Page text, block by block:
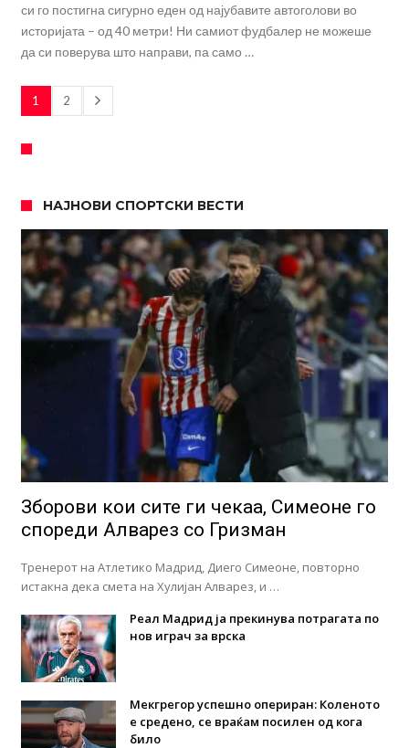
си го постигна сигурно еден од најубавите автоголови во
историјата – од 40 метри! Ни самиот фудбалер не можеше
да си поверува што направи, па само …
1 2
НАЈНОВИ СПОРТСКИ ВЕСТИ
Зборови кои сите ги чекаа, Симеоне го
спореди Алварез со Гризман
Тренерот на Атлетико Мадрид, Диего Симеоне, повторно
истакна дека смета на Хулијан Алварез, и …
Реал Мадрид ја прекинува потрагата по
нов играч за врска
Мекгрегор успешно опериран: Коленото
е средено, се враќам посилен од кога
било